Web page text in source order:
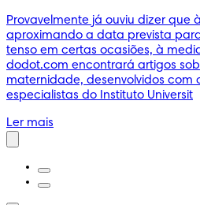
Provavelmente já ouviu dizer que
aproximando a data prevista
tenso em certas ocasiões, à
dodot.com encontrará artigos
maternidade, desenvolvidos com
especialistas do Instituto Universit
Ler mais